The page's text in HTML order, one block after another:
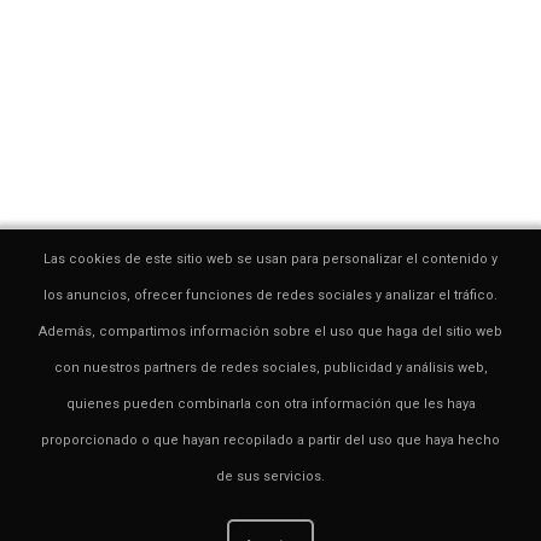
Las cookies de este sitio web se usan para personalizar el contenido y
los anuncios, ofrecer funciones de redes sociales y analizar el tráfico.
Además, compartimos información sobre el uso que haga del sitio web
con nuestros partners de redes sociales, publicidad y análisis web,
quienes pueden combinarla con otra información que les haya
proporcionado o que hayan recopilado a partir del uso que haya hecho
de sus servicios.